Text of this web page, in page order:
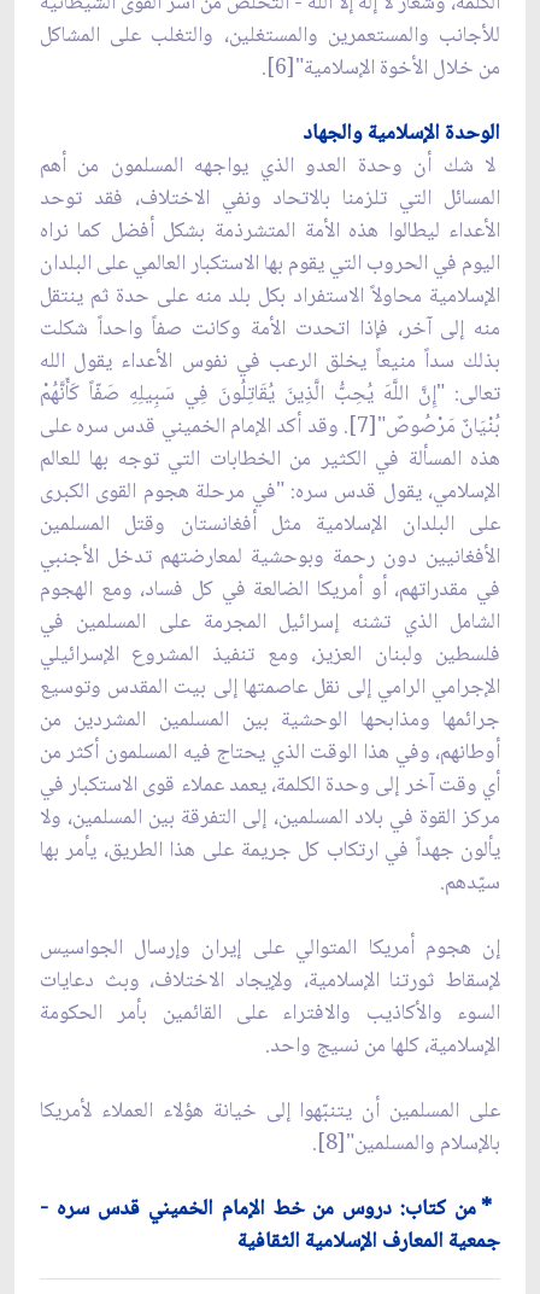
للأجانب والمستعمرين والمستغلين، والتغلب على المشاكل
من خلال الأخوة الإسلامية"[6].
الوحدة الإسلامية والجهاد
لا شك أن وحدة العدو الذي يواجهه المسلمون من أهم
المسائل التي تلزمنا بالاتحاد ونفي الاختلاف، فقد توحد
الأعداء ليطالوا هذه الأمة المتشرذمة بشكل أفضل كما نراه
اليوم في الحروب التي يقوم بها الاستكبار العالمي على البلدان
الإسلامية محاولاً الاستفراد بكل بلد منه على حدة ثم ينتقل
منه إلى آخر، فإذا اتحدت الأمة وكانت صفاً واحداً شكلت
بذلك سداً منيعاً يخلق الرعب في نفوس الأعداء يقول الله
تعالى: "إِنَّ اللَّهَ يُحِبُّ الَّذِينَ يُقَاتِلُونَ فِي سَبِيلِهِ صَفّاً كَأَنَّهُمْ
بُنْيَانٌ مَرْصُوصٌ"[7]. وقد أكد الإمام الخميني قدس سره على
هذه المسألة في الكثير من الخطابات التي توجه بها للعالم
الإسلامي، يقول قدس سره: "في مرحلة هجوم القوى الكبرى
على البلدان الإسلامية مثل أفغانستان وقتل المسلمين
الأفغانيين دون رحمة وبوحشية لمعارضتهم تدخل الأجنبي
في مقدراتهم، أو أمريكا الضالعة في كل فساد، ومع الهجوم
الشامل الذي تشنه إسرائيل المجرمة على المسلمين في
فلسطين ولبنان العزيز، ومع تنفيذ المشروع الإسرائيلي
الإجرامي الرامي إلى نقل عاصمتها إلى بيت المقدس وتوسيع
جرائمها ومذابحها الوحشية بين المسلمين المشردين من
أوطانهم، وفي هذا الوقت الذي يحتاج فيه المسلمون أكثر من
أي وقت آخر إلى وحدة الكلمة، يعمد عملاء قوى الاستكبار في
مركز القوة في بلاد المسلمين، إلى التفرقة بين المسلمين، ولا
يألون جهداً في ارتكاب كل جريمة على هذا الطريق، يأمر بها
سيّدهم.
إن هجوم أمريكا المتوالي على إيران وإرسال الجواسيس
لإسقاط ثورتنا الإسلامية، ولإيجاد الاختلاف، وبث دعايات
السوء والأكاذيب والافتراء على القائمين بأمر الحكومة
الإسلامية، كلها من نسيج واحد.
على المسلمين أن يتنبّهوا إلى خيانة هؤلاء العملاء لأمريكا
بالإسلام والمسلمين"[8].
* من كتاب: دروس من خط الإمام الخميني قدس سره -
جمعية المعارف الإسلامية الثقافية